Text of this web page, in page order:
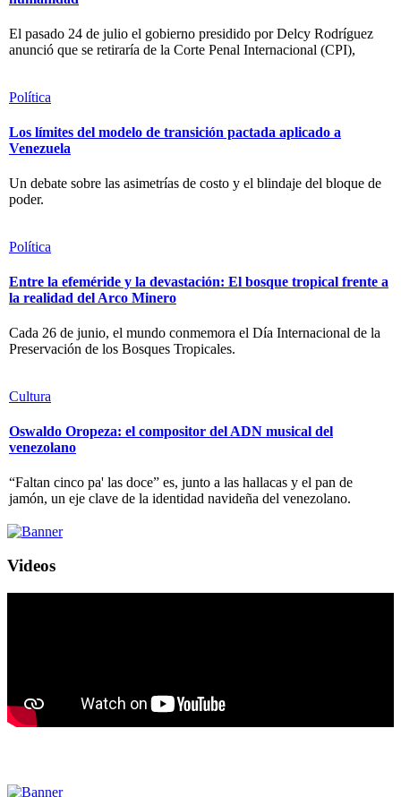
El pasado 24 de julio el gobierno presidido por Delcy Rodríguez
anunció que se retiraría de la Corte Penal Internacional (CPI),
Política
Los límites del modelo de transición pactada aplicado a
Venezuela
Un debate sobre las asimetrías de costo y el blindaje del bloque de
poder.
Política
Entre la efeméride y la devastación: El bosque tropical frente a
la realidad del Arco Minero
Cada 26 de junio, el mundo conmemora el Día Internacional de la
Preservación de los Bosques Tropicales.
Cultura
Oswaldo Oropeza: el compositor del ADN musical del
venezolano
“Faltan cinco pa' las doce” es, junto a las hallacas y el pan de
jamón, un eje clave de la identidad navideña del venezolano.
Videos